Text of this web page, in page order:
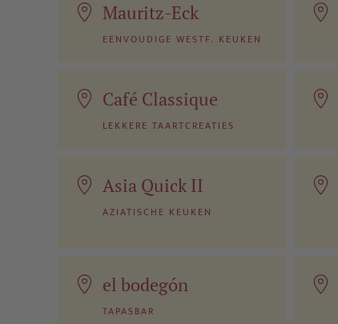
Mauritz-Eck
EENVOUDIGE WESTF. KEUKEN
Café Classique
LEKKERE TAARTCREATIES
Asia Quick II
AZIATISCHE KEUKEN
el bodegón
TAPASBAR